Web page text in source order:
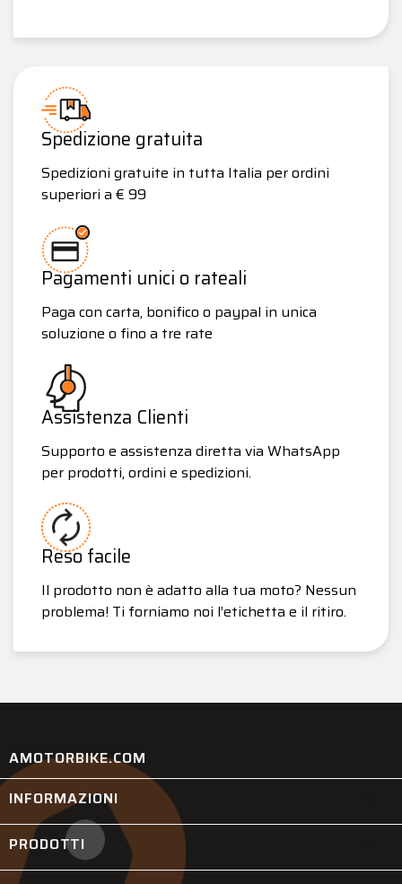
Spedizione gratuita
Spedizioni gratuite in tutta Italia per ordini
superiori a € 99
Pagamenti unici o rateali
Paga con carta, bonifico o paypal in unica
soluzione o fino a tre rate
Assistenza Clienti
Supporto e assistenza diretta via WhatsApp
per prodotti, ordini e spedizioni.
Reso facile
Il prodotto non è adatto alla tua moto? Nessun
problema! Ti forniamo noi l’etichetta e il ritiro.
AMOTORBIKE.COM
INFORMAZIONI
PRODOTTI